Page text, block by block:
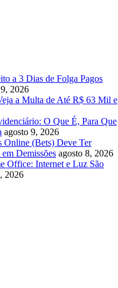
a 3 Dias de Folga Pagos
2026
a Multa de Até R$ 63 Mil e
O Que É, Para Que
agosto 9, 2026
Online (Bets) Deve Ter
Demissões agosto 8, 2026
Office: Internet e Luz São
2026